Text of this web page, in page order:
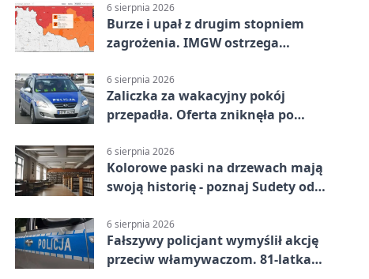
6 sierpnia 2026
Burze i upał z drugim stopniem
zagrożenia. IMGW ostrzega
6 sierpnia 2026
Zaliczka za wakacyjny pokój
przepadła. Oferta zniknęła po
6 sierpnia 2026
Kolorowe paski na drzewach mają
swoją historię - poznaj Sudety od
6 sierpnia 2026
Fałszywy policjant wymyślił akcję
przeciw włamywaczom. 81-latka